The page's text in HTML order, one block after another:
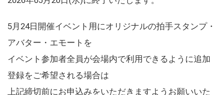
5月24日開催イベント用にオリジナルの拍手スタンプ・
アバター・エモートを
イベント参加者全員が会場内で利用できるように追加
登録をご希望される場合は
上記締切前にお申込みをいただきますようお願いいた